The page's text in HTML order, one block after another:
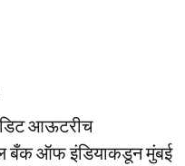
आऊटरीच
बँक ऑफ इंडियाकडून मुंबई